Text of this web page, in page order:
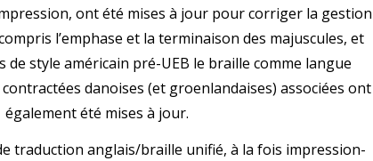
ont été mises à jour pour corriger la gestion
l’emphase et la terminaison des majuscules, et
de style américain pré-UEB le braille comme langue
danoises (et groenlandaises) associées ont
également été mises à jour.
traduction anglais/braille unifié, à la fois impression-